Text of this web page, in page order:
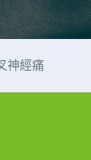
神經痛